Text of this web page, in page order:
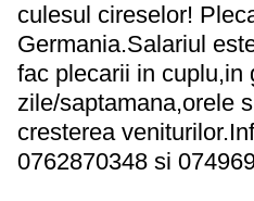
culesul cireselor!
Germania.Salariul
fac plecarii in cuplu,in
zile/saptamana,orele
cresterea
0762870348 si